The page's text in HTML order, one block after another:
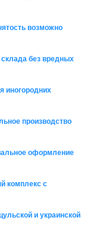
возможно
без вредных
иногородних
производство
оформление
комплекс с
и украинской